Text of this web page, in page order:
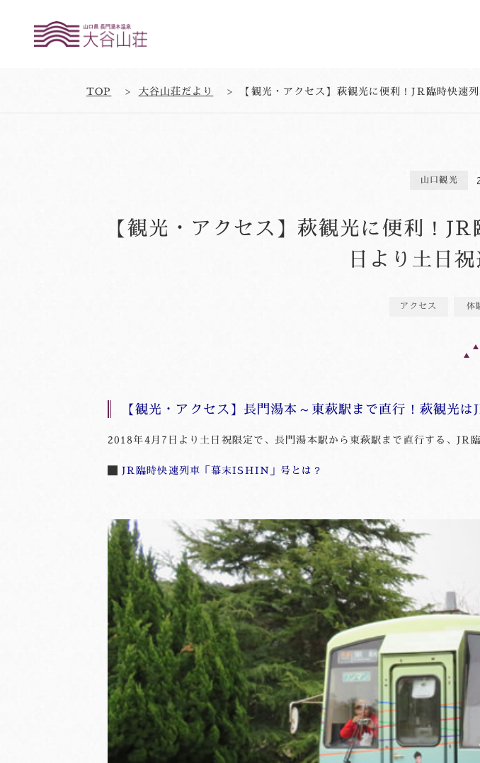
TOP 大谷山荘だより 【観光・アクセス】萩観光に便利！JR臨時快
山口観光
【観光・アクセス】萩観光に便利！
日より土日
アクセス 体
【観光・アクセス】長門湯本～東萩駅まで直行！萩観光
2018年4月7日より土日祝限定で、長門湯本駅から東萩駅まで直行する、
JR臨時快速列車「幕末ISHIN」号とは？